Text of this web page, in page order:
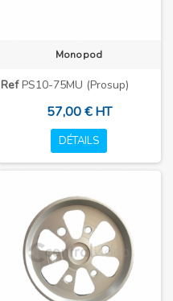
Monopod
RefPS10-75MU (Prosup)
57,00 € HT
DÉTAILS